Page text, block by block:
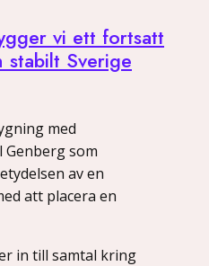
vi ett fortsatt
stabilt Sverige
med
som
av en
att placera en
in till samtal kring